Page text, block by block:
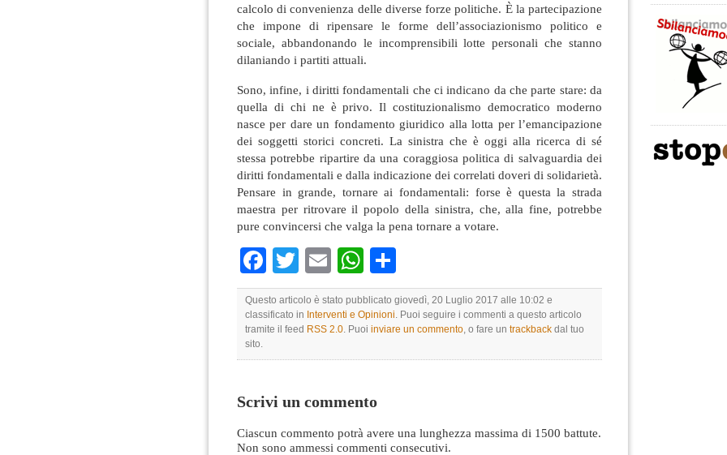
calcolo di convenienza delle diverse forze politiche. È la partecipazione
che impone di ripensare le forme dell’associazionismo politico e
sociale, abbandonando le incomprensibili lotte personali che stanno
dilaniando i partiti attuali.
Sono, infine, i diritti fondamentali che ci indicano da che parte stare: da
quella di chi ne è privo. Il costituzionalismo democratico moderno
nasce per dare un fondamento giuridico alla lotta per l’emancipazione
dei soggetti storici concreti. La sinistra che è oggi alla ricerca di sé
stessa potrebbe ripartire da una coraggiosa politica di salvaguardia dei
diritti fondamentali e dalla indicazione dei correlati doveri di solidarietà.
Pensare in grande, tornare ai fondamentali: forse è questa la strada
maestra per ritrovare il popolo della sinistra, che, alla fine, potrebbe
pure convincersi che valga la pena tornare a votare.
Facebook
TwitterEmailWhatsApp
Questo articolo è stato pubblicato giovedì, 20 Luglio 2017 alle 10:02 e
classificato in Interventi e Opinioni. Puoi seguire i commenti a questo articolo
tramite il feed RSS 2.0. Puoi inviare un commento, o fare un trackback dal tuo
sito.
Scrivi un commento
Ciascun commento potrà avere una lunghezza massima di 1500 battute.
Non sono ammessi commenti consecutivi.